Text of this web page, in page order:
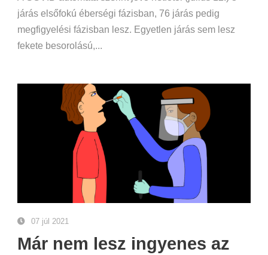
járás elsőfokú éberségi fázisban, 76 járás pedig
megfigyelési fázisban lesz. Egyetlen járás sem lesz
fekete besorolású,...
07 júl 2021
Már nem lesz ingyenes az